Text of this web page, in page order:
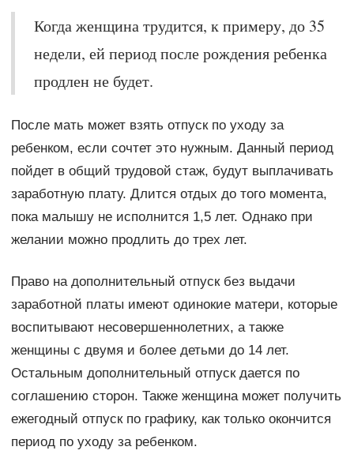
Когда женщина трудится, к примеру, до 35
недели, ей период после рождения ребенка
продлен не будет.
После мать может взять отпуск по уходу за
ребенком, если сочтет это нужным. Данный период
пойдет в общий трудовой стаж, будут выплачивать
заработную плату. Длится отдых до того момента,
пока малышу не исполнится 1,5 лет. Однако при
желании можно продлить до трех лет.
Право на дополнительный отпуск без выдачи
заработной платы имеют одинокие матери, которые
воспитывают несовершеннолетних, а также
женщины с двумя и более детьми до 14 лет.
Остальным дополнительный отпуск дается по
соглашению сторон. Также женщина может получить
ежегодный отпуск по графику, как только окончится
период по уходу за ребенком.